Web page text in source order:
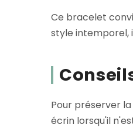
Ce bracelet
style intemporel,
Pour préserver
écrin lorsqu'il